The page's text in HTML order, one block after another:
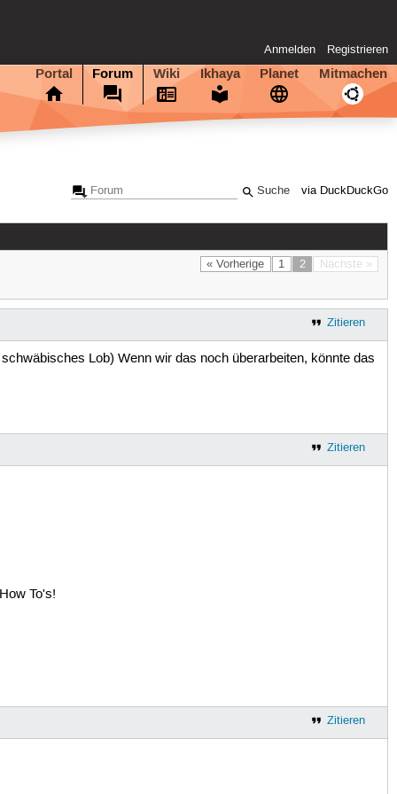
Anmelden Registrieren
Portal Forum Wiki Ikhaya Planet Mitmachen
via DuckDuckGo
« Vorherige 1 2 Nächste »
Zitieren
Lob) Wenn wir das noch überarbeiten, könnte das
Zitieren
To's!
Zitieren